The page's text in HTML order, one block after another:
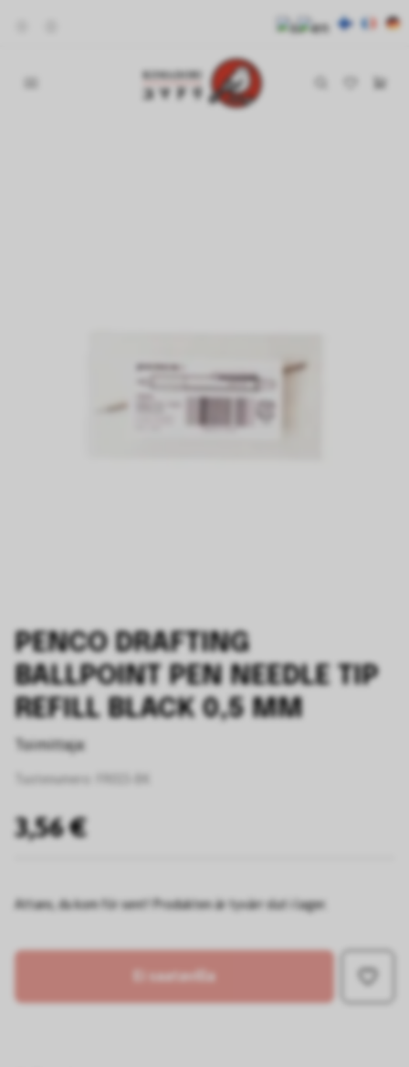
PENCO DRAFTING
BALLPOINT PEN NEEDLE TIP
REFILL BLACK 0,5 MM
Toimittaja:
3,56 €
Attans, du kom för sent! Produkten är tyvärr slut i lager.
Ei saatavilla